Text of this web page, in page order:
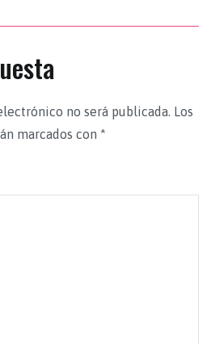
no será publicada. Los
marcados con *